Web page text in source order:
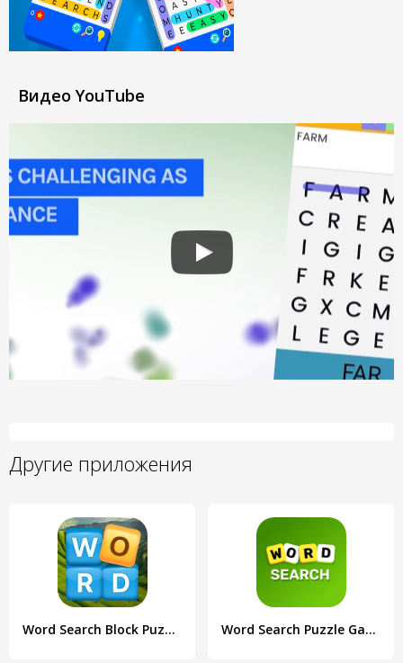
Видео YouTube
Другие приложения
Word Search Block Puzzle Game Word Search Puzzle Game